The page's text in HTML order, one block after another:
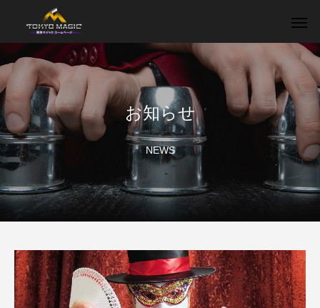
お知らせ
NEWS